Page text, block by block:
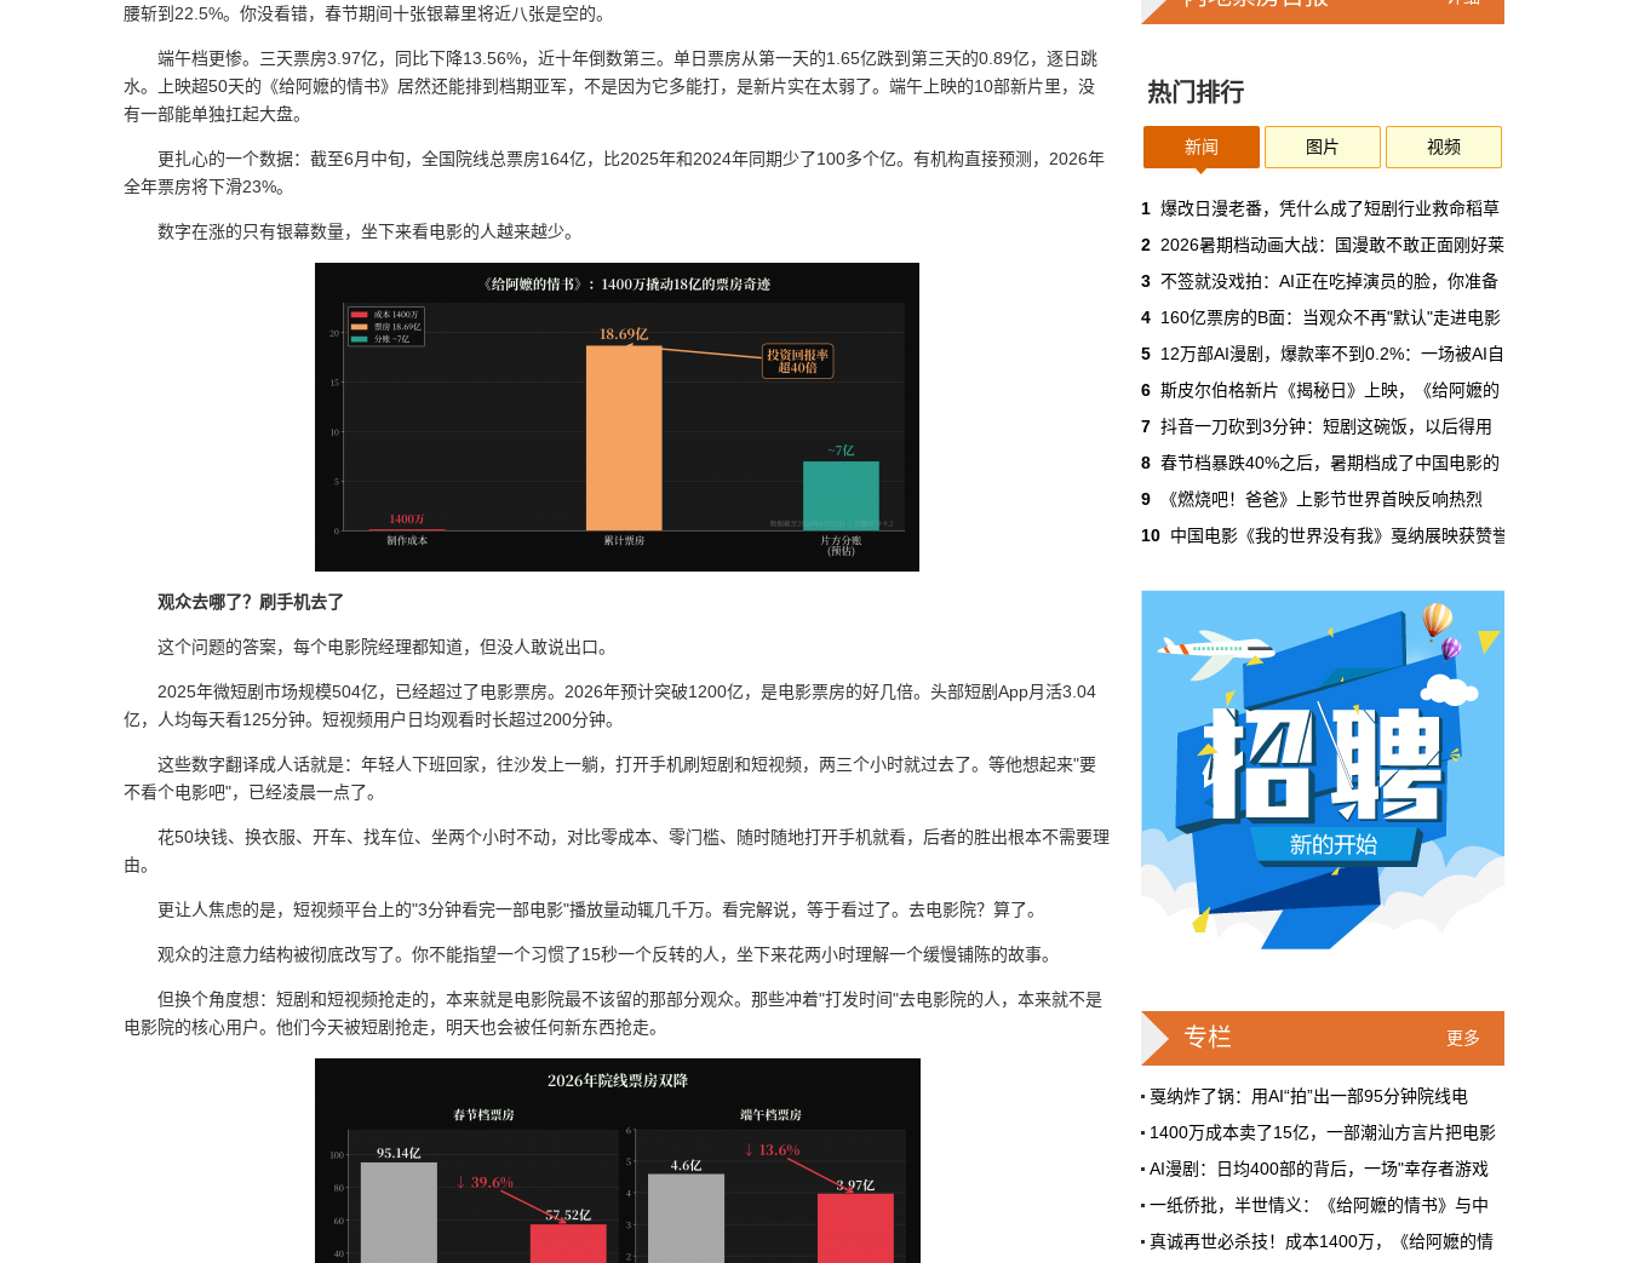
腰斩到22.5%。你没看错，春节期间十张银幕里将近八张是空的。
端午档更惨。三天票房3.97亿，同比下降13.56%，近十年倒数第三。单日票房从第一天的1.65亿跌到第三天的0.89亿，逐日跳
水。上映超50天的《给阿嬷的情书》居然还能排到档期亚军，不是因为它多能打，是新片实在太弱了。端午上映的10部新片里，没
有一部能单独扛起大盘。
更扎心的一个数据：截至6月中旬，全国院线总票房164亿，比2025年和2024年同期少了100多个亿。有机构直接预测，2026年
全年票房将下滑23%。
数字在涨的只有银幕数量，坐下来看电影的人越来越少。
观众去哪了？刷手机去了
这个问题的答案，每个电影院经理都知道，但没人敢说出口。
2025年微短剧市场规模504亿，已经超过了电影票房。2026年预计突破1200亿，是电影票房的好几倍。头部短剧App月活3.04
亿，人均每天看125分钟。短视频用户日均观看时长超过200分钟。
这些数字翻译成人话就是：年轻人下班回家，往沙发上一躺，打开手机刷短剧和短视频，两三个小时就过去了。等他想起来"要
不看个电影吧"，已经凌晨一点了。
花50块钱、换衣服、开车、找车位、坐两个小时不动，对比零成本、零门槛、随时随地打开手机就看，后者的胜出根本不需要理
由。
更让人焦虑的是，短视频平台上的"3分钟看完一部电影"播放量动辄几千万。看完解说，等于看过了。去电影院？算了。
观众的注意力结构被彻底改写了。你不能指望一个习惯了15秒一个反转的人，坐下来花两小时理解一个缓慢铺陈的故事。
但换个角度想：短剧和短视频抢走的，本来就是电影院最不该留的那部分观众。那些冲着"打发时间"去电影院的人，本来就不是
电影院的核心用户。他们今天被短剧抢走，明天也会被任何新东西抢走。
华策拿《西游记》赌AI那天，半个影视
一个做了几十年传统影视的头部公司，用这种
再是草根创业者的自嗨游戏，正规军来了。
6月30日 11:34:00
7月1日起AI漫剧独立上户：30万以下
的，平台自己兜着
过去两年，AI漫剧用一种近乎无政府的方式，
吃掉了整个微短剧市场95%的产量，却几乎没
本网原创
6月29日 10:20:00
时间，年轻人在电影院里的占比缩水了一半还
多。20岁以下更夸张，从8.9%跌到2.9%，几
乎归零…
本网原创
6月29日 10:20:00
AI短剧赢了数量，真人短剧赢了命
2026年一季度，全行业上线微短剧12.8万部，
其中AI短剧12.2万部，占比超过95%。真人短
剧？只剩几千部。你猜这95%的AI短剧，拿走
了多少流量？
本网原创
6月28日 13:03:00
戛纳一句"Fuck AI"，喊出了多少电影人
高定，而是一句话。
本网原创
6月28日 9:25:00
周星驰跑去拍AI短剧了，电影院还剩什
么？
5月31号，横店。63岁的周星驰穿着黑色夹克
出现在《食神2026》的开机现场。这部短剧改
编自他30年前的经典电影，竖屏拍摄，AI辅助
本网原创
热门排行
新闻 图片 视频
1 爆改日漫老番，凭什么成了短剧行业救命稻草
2 2026暑期档动画大战：国漫敢不敢正面刚好莱
3 不签就没戏拍：AI正在吃掉演员的脸，你准备
4 160亿票房的B面：当观众不再"默认"走进电影
5 12万部AI漫剧，爆款率不到0.2%：一场被AI自
6 斯皮尔伯格新片《揭秘日》上映，《给阿嬷的
7 抖音一刀砍到3分钟：短剧这碗饭，以后得用
8 春节档暴跌40%之后，暑期档成了中国电影的
9
《燃烧吧！爸爸》上影节世界首映反响热烈
10 中国电影《我的世界没有我》戛纳展映获赞誉
更多
专栏
戛纳炸了锅：用AI“拍”出一部95分钟院线电
1400万成本卖了15亿，一部潮汕方言片把电影
AI漫剧：日均400部的背后，一场"幸存者游戏
一纸侨批，半世情义：《给阿嬷的情书》与中
真诚再世必杀技！成本1400万，《给阿嬷的情